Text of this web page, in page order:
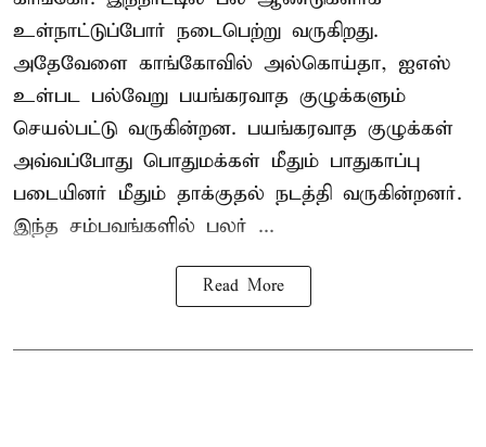
உள்நாட்டுப்போர் நடைபெற்று வருகிறது.
அதேவேளை காங்கோவில் அல்கொய்தா, ஐஎஸ்
உள்பட பல்வேறு பயங்கரவாத குழுக்களும்
செயல்பட்டு வருகின்றன. பயங்கரவாத குழுக்கள்
அவ்வப்போது பொதுமக்கள் மீதும் பாதுகாப்பு
படையினர் மீதும் தாக்குதல் நடத்தி வருகின்றனர்.
இந்த சம்பவங்களில் பலர் ...
Read More